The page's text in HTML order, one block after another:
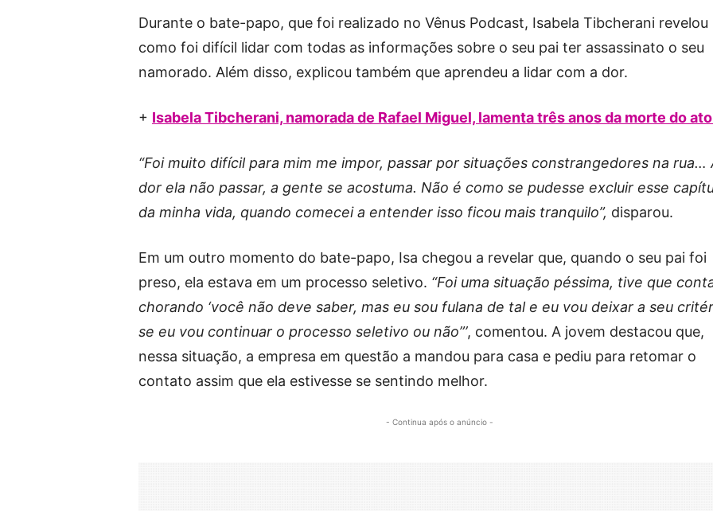
Durante o bate-papo, que foi realizado no Vênus Podcast, Isabela Tibcherani revelou
como foi difícil lidar com todas as informações sobre o seu pai ter assassinato o seu
namorado. Além disso, explicou também que aprendeu a lidar com a dor.
+ Isabela Tibcherani, namorada de Rafael Miguel, lamenta três anos da morte do
“Foi muito difícil para mim me impor, passar por situações constrangedores na rua…
dor ela não passar, a gente se acostuma. Não é como se pudesse excluir esse
da minha vida, quando comecei a entender isso ficou mais tranquilo”, disparou.
Em um outro momento do bate-papo, Isa chegou a revelar que, quando o seu pai foi
preso, ela estava em um processo seletivo. “Foi uma situação péssima, tive que
chorando ‘você não deve saber, mas eu sou fulana de tal e eu vou deixar a seu
se eu vou continuar o processo seletivo ou não”’, comentou. A jovem destacou que,
nessa situação, a empresa em questão a mandou para casa e pediu para retomar o
contato assim que ela estivesse se sentindo melhor.
- Continua após o anúncio -